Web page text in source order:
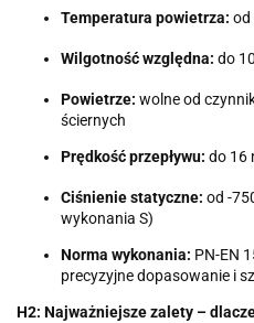
Temperatura powietrza: od
Wilgotność względna: do
Powietrze: wolne od
ściernych
Prędkość przepływu: do 16
Ciśnienie statyczne: od -
wykonania S)
Norma wykonania: PN-EN
precyzyjne dopasowanie i
H2: Najważniejsze zalety –